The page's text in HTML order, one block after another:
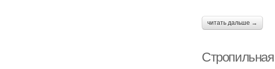
читать дальше →